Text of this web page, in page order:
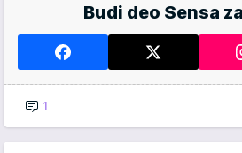
Budi deo Sensa
1